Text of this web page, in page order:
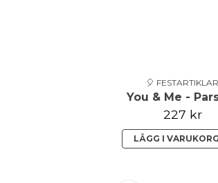
🎈 FESTARTIKLAR
You & Me -
227 kr
LÄGG I